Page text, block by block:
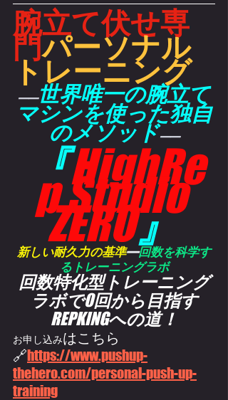
腕立て伏せ専
門パーソナル
トレーニング
——世界唯一の腕立て
マシンを使った独自
のメソッド——
『HighRe
p Studio
ZERO』
新しい耐久力の基準—回数を科学す
るトレーニングラボ
回数特化型トレーニング
ラボで0回から目指す
REPKINGへの道！
お申し込みはこちら
🔗https://www.pushup-
thehero.com/personal-push-up-
training